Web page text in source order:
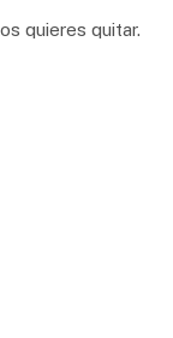
quieres quitar.